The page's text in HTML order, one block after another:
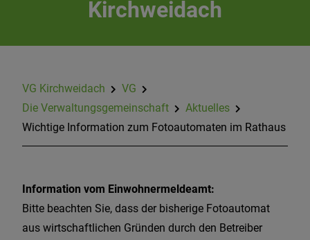
Kirchweidach
VG Kirchweidach
VG
Die Verwaltungsgemeinschaft
Aktuelles
Wichtige Information zum Fotoautomaten im Rathaus
Information vom Einwohnermeldeamt:
Bitte beachten Sie, dass der bisherige Fotoautomat
aus wirtschaftlichen Gründen durch den Betreiber